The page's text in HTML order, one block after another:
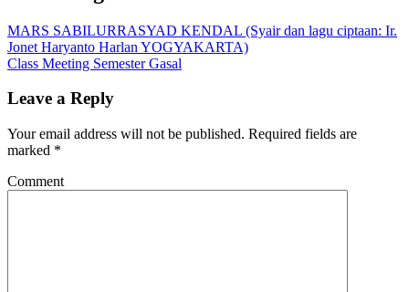
MARS SABILURRASYAD KENDAL (Syair dan lagu ciptaan: Ir.
Jonet Haryanto Harlan YOGYAKARTA)
Class Meeting Semester Gasal
Leave a Reply
Your email address will not be published. Required fields are
marked *
Comment